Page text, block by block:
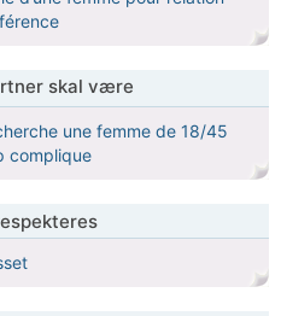
skal være
une femme de 18/45
complique